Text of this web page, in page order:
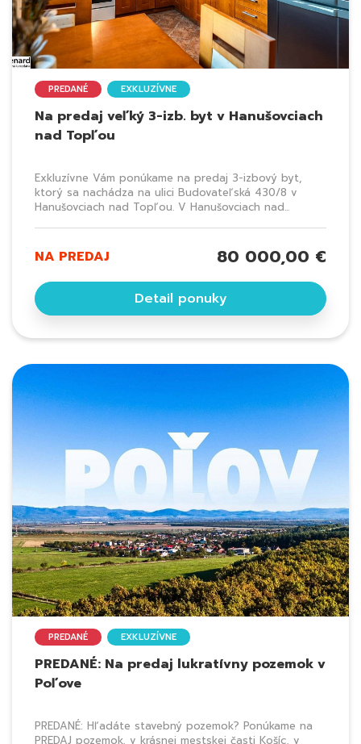
PREDANÉ EXKLUZÍVNE
Na predaj veľký 3-izb. byt v Hanušovciach
nad Topľou
Exkluzívne Vám ponúkame na predaj 3-izbový byt,
ktorý sa nachádza na ulici Budovateľská 430/8 v
Hanušovciach nad Topľou. V Hanušovciach nad...
NA PREDAJ 80 000,00 €
Detail ponuky
PREDANÉ EXKLUZÍVNE
PREDANÉ: Na predaj lukratívny pozemok v
Poľove
PREDANÉ: Hľadáte stavebný pozemok? Ponúkame na
PREDAJ pozemok, v krásnej mestskej časti Košíc, v